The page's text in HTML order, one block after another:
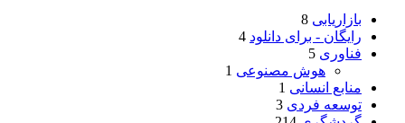
بازاریابی 8
رایگان - برای دانلود 4
فناوری 5
هوش مصنوعی 1
منابع انسانی 1
توسعه فردی 3